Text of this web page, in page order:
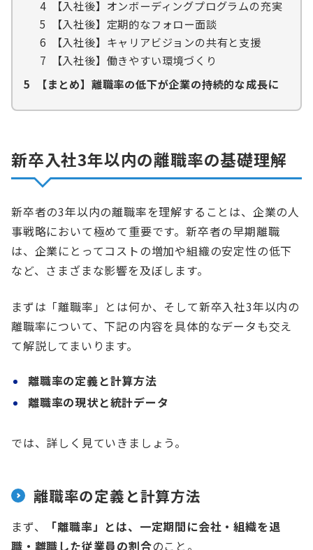
4
【入社後】オンボーディングプログラムの充実
5
【入社後】定期的なフォロー面談
6
【入社後】キャリアビジョンの共有と支援
7
【入社後】働きやすい環境づくり
5
【まとめ】離職率の低下が企業の持続的な成長に
新卒入社3年以内の離職率の基礎理解
新卒者の3年以内の離職率を理解することは、企業の人
事戦略において極めて重要です。新卒者の早期離職
は、企業にとってコストの増加や組織の安定性の低下
など、さまざまな影響を及ぼします。
まずは「離職率」とは何か、そして新卒入社3年以内の
離職率について、下記の内容を具体的なデータも交え
て解説してまいります。
離職率の定義と計算方法
離職率の現状と統計データ
では、詳しく見ていきましょう。
離職率の定義と計算方法
まず、
「離職率」とは、一定期間に会社・組織を退
職・離職した従業員の割合のこと。